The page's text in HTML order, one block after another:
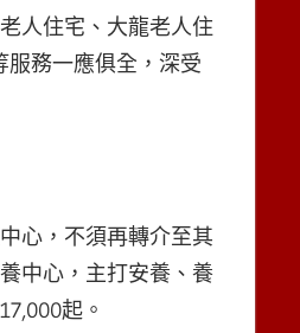
人住宅、大龍老人住
務一應俱全，深受
心，不須再轉介至其
中心，主打安養、養
起。